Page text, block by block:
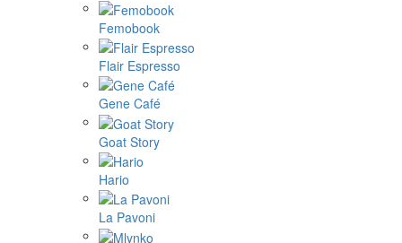
Femobook
Flair Espresso
Gene Café
Goat Story
Hario
La Pavoni